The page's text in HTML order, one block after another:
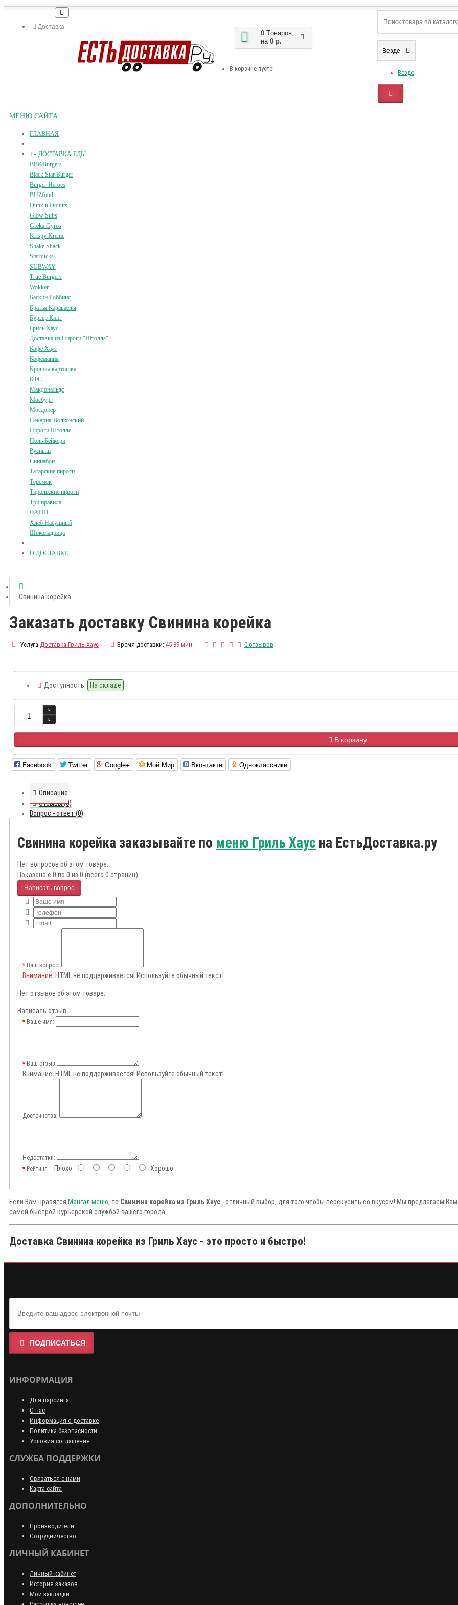
Доставка
0 Tоваров,
на 0 р.
В корзине пусто!
Везде
Везде
МЕНЮ САЙТА
ГЛАВНАЯ
+- ДОСТАВКА ЕДЫ
BB&Burgers
Black Star Burger
Burger Heroes
BUZfood
Dunkin Donuts
Glow Subs
Greka Gyros
Krispy Kreme
Shake Shack
Starbucks
SUBWAY
True Burgers
Wokker
Баскин Роббинс
Братья Караваевы
Бургер Кинг
Гриль Хаус
Доставка из Пироги "Штолле"
Кофе Хауз
Кофемания
Крошка картошка
КФС
Макдональдс
Мосбург
Мосдонер
Пекарня Волконский
Пироги Штолле
Поль Бейкери
Руспыш
Синнабон
Татарские пироги
Теремок
Тирольские пироги
Три правила
ФАРШ
Хлеб Насущный
Шоколадница
О ДОСТАВКЕ
Свинина корейка
Заказать доставку Свинина корейка
Услуга Доставка Гриль Хаус Время доставки: 45-89 мин. 0 отзывов
Доступность: На складе
В корзину
Facebook Twitter Google+ Мой Мир Вконтакте Одноклассники
Описание
Отзывы (0)
Вопрос - ответ (0)
Свинина корейка заказывайте по меню Гриль Хаус на ЕстьДоставка.ру
Нет вопросов об этом товаре.
Показано с 0 по 0 из 0 (всего 0 страниц)
Написать вопрос
Ваш вопрос:
Внимание: HTML не поддерживается! Используйте обычный текст!
Нет отзывов об этом товаре.
Написать отзыв
Ваше имя:
Ваш отзыв
Внимание: HTML не поддерживается! Используйте обычный текст!
Достоинства:
Недостатки:
РейтингПлохо Хорошо
Если Вам нравятся Мангал меню, то Свинина корейка из Гриль Хаус - отличный выбор, для того чтобы перекусить со вкусом! Мы предлагаем Вам
самой быстрой курьерской службой вашего города.
Доставка Свинина корейка из Гриль Хаус - это просто и быстро!
ПОДПИСАТЬСЯ
ИНФОРМАЦИЯ
Для парсинга
О нас
Информация о доставке
Политика безопасности
Условия соглашения
СЛУЖБА ПОДДЕРЖКИ
Связаться с нами
Карта сайта
ДОПОЛНИТЕЛЬНО
Производители
Сотрудничество
ЛИЧНЫЙ КАБИНЕТ
Личный кабинет
История заказов
Мои закладки